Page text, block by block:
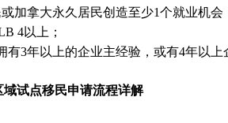
或加拿大永久居民创造至少1个就业机会
4以上；
有3年以上的企业主经验，或有4年以
域试点移民申请流程详解